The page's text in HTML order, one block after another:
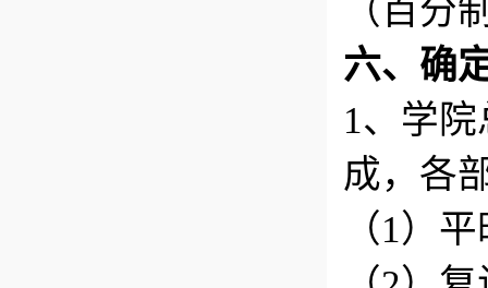
（百分
六、确
1、学
成，各
（1）